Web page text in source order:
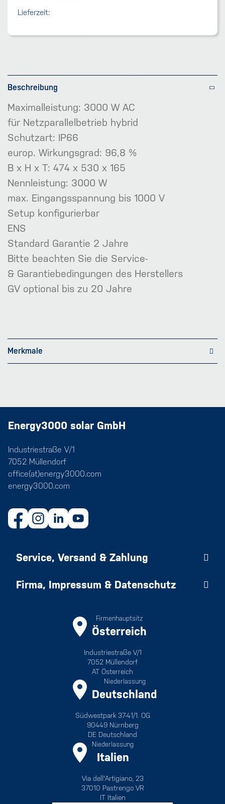
Lieferzeit:
Beschreibung
Maximalleistung: 3000 W AC
für Netzparallelbetrieb hybrid
Schutzart: IP66
europ. Wirkungsgrad: 96,8 %
B x H x T: 474 x 530 x 165
Nennleistung: 3000 W
max. Eingangsspannung bis 1000 V
Setup konfigurierbar
ENS
Standard Garantie 2 Jahre
Bitte beachten Sie die Service-
& Garantiebedingungen des Herstellers
GV optional bis zu 20 Jahre
Merkmale
Energy3000 solar GmbH
Industriestraße V/1
7052 Müllendorf
office(at)energy3000.com
energy3000.com
Service, Versand & Zahlung
Firma, Impressum & Datenschutz
Firmenhauptsitz
Österreich
Industriestraße V/1
7052 Müllendorf
AT Österreich
Niederlassung
Deutschland
Südwestpark 37-41/1. OG
90449 Nürnberg
DE Deutschland
Niederlassung
Italien
Via dell'Artigiano, 23
37010 Pastrengo VR
IT Italien